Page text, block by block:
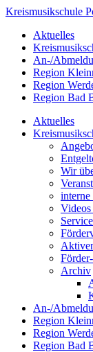
Kreismusikschule
Aktuelles
An-/
Region
Region
Region Bad
Aktuelles
Wir
interne
Service
Archiv
An-/
Region
Region
Region Bad